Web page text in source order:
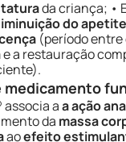
da criança; •
do apetite
(período
e a restauração
medicamento
associa aa ação
da massa
aoefeito